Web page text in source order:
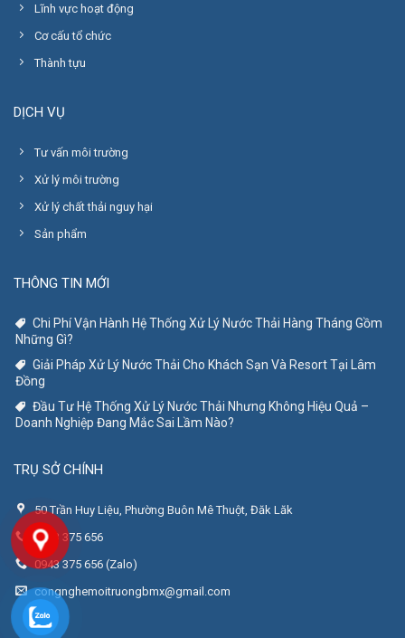
Lĩnh vực hoạt động
Cơ cấu tổ chức
Thành tựu
DỊCH VỤ
Tư vấn môi trường
Xử lý môi trường
Xử lý chất thải nguy hại
Sản phẩm
THÔNG TIN MỚI
Chi Phí Vận Hành Hệ Thống Xử Lý Nước Thải Hàng Tháng Gồm
Những Gì?
Giải Pháp Xử Lý Nước Thải Cho Khách Sạn Và Resort Tại Lâm
Đồng
Đầu Tư Hệ Thống Xử Lý Nước Thải Nhưng Không Hiệu Quả –
Doanh Nghiệp Đang Mắc Sai Lầm Nào?
TRỤ SỞ CHÍNH
50 Trần Huy Liệu, Phường Buôn Mê Thuột, Đăk Lăk
0943 375 656
0943 375 656 (Zalo)
congnghemoitruongbmx@gmail.com